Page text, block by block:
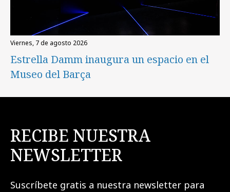
viernes, 7 de agosto 2026
Estrella Damm inaugura un espacio en el
Museo del Barça
RECIBE NUESTRA
NEWSLETTER
Suscríbete gratis a nuestra newsletter para